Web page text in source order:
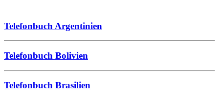
Telefonbuch Argentinien
Telefonbuch Bolivien
Telefonbuch Brasilien